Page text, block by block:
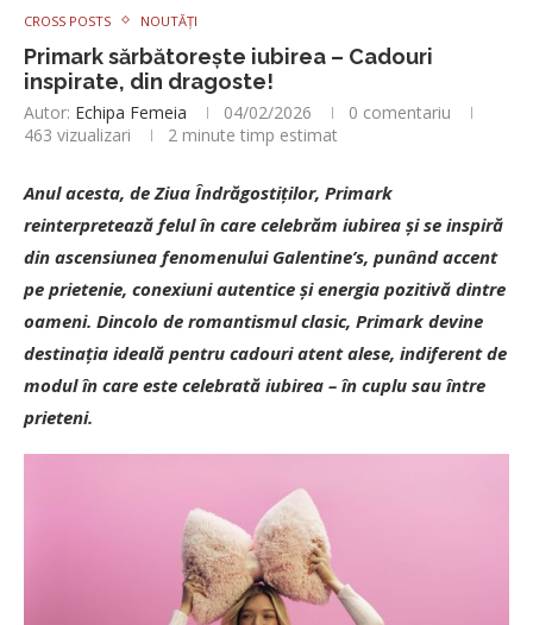
CROSS POSTS NOUTĂȚI
Primark sărbătorește iubirea – Cadouri
inspirate, din dragoste!
Autor: Echipa Femeia 04/02/2026
0 comentariu
463 vizualizari 2 minute timp estimat
Anul acesta, de Ziua Îndrăgostiților, Primark
reinterpretează felul în care celebrăm iubirea și se inspiră
din ascensiunea fenomenului Galentine’s, punând accent
pe prietenie, conexiuni autentice și energia pozitivă dintre
oameni. Dincolo de romantismul clasic, Primark devine
destinația ideală pentru cadouri atent alese, indiferent de
modul în care este celebrată iubirea – în cuplu sau între
prieteni.